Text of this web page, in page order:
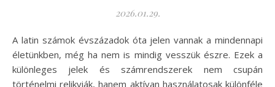
2026.01.29.
A latin számok évszázadok óta jelen vannak a mindennapi
életünkben, még ha nem is mindig vesszük észre. Ezek a
különleges jelek és számrendszerek nem csupán
történelmi relikviák, hanem aktívan használatosak különféle